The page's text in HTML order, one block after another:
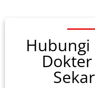
Hubungi